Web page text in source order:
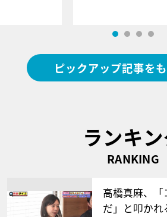
ピックアップ記事を
ランキ
RANKING
高橋真麻、「
だ」と叩か